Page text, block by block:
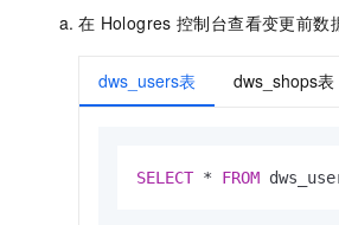
END;
在 Hologres 控制台查看变更前数
dws_users表 dws_shops表
SELECT * FROM